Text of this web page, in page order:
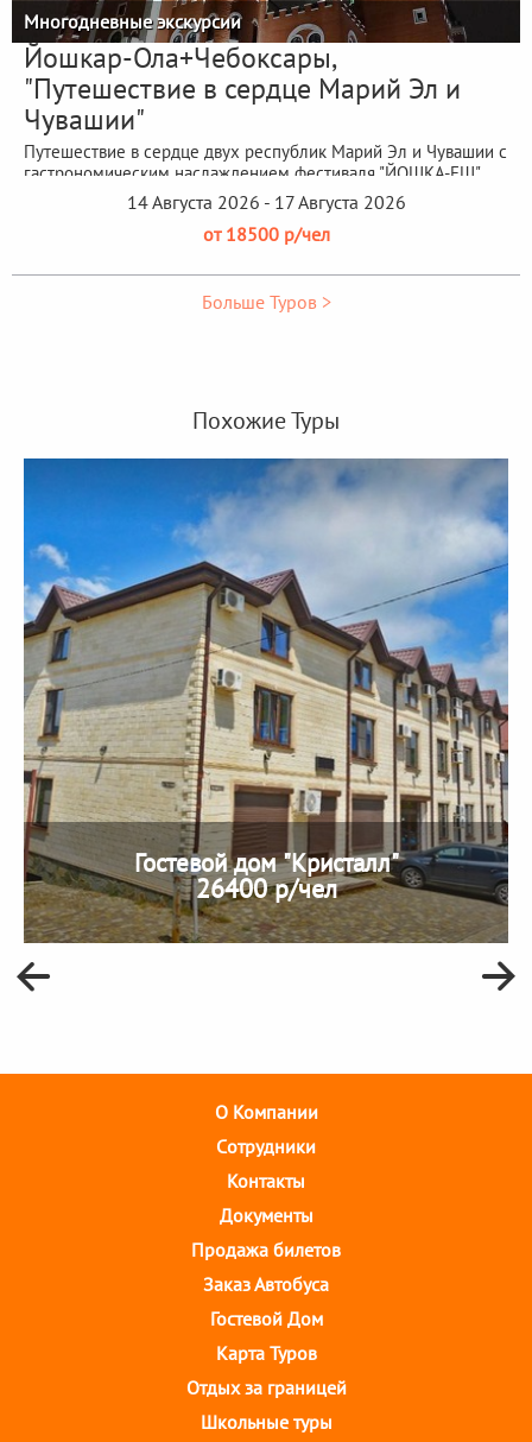
Многодневные экскурсии
Йошкар-Ола+Чебоксары,
"Путешествие в сердце Марий Эл и
Чувашии"
Путешествие в сердце двух республик Марий Эл и Чувашии с
гастрономическим наслаждением фестиваля "ЙОШКА-ЕШ"
14 Августа 2026 - 17 Августа 2026
от 18500 р/чел
Больше Туров >
Похожие Туры
Гостевой дом "Кристалл"
26400 р/чел
О Компании
Cотрудники
Контакты
Документы
Продажа билетов
Заказ Автобуса
Гостевой Дом
Карта Туров
Отдых за границей
Школьные туры